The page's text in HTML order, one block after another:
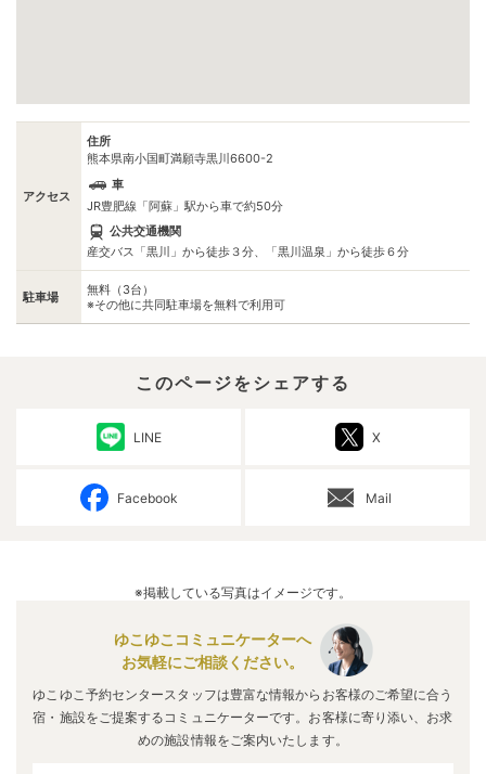
アクセス
住所
熊本県南小国町満願寺黒川6600-2
車
JR豊肥線「阿蘇」駅から車で約50分
公共交通機関
産交バス「黒川」から徒歩３分、「黒川温泉」から徒歩６分
駐車場
無料（3台）
※その他に共同駐車場を無料で利用可
このページをシェアする
LINE X
Facebook Mail
※掲載している写真はイメージです。
ゆこゆこコミュニケーターへ
お気軽にご相談ください。
ゆこゆこ予約センタースタッフは豊富な情報からお客様のご希望に合う
宿・施設をご提案するコミュニケーターです。お客様に寄り添い、お求
めの施設情報をご案内いたします。